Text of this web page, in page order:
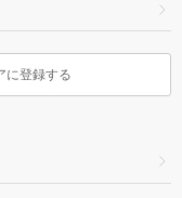
に登録する